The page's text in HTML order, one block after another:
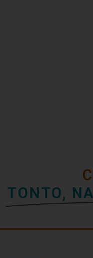
TONTO,